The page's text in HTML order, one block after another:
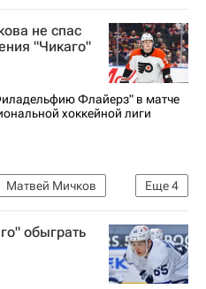
не спас
"Чикаго"
Флайерз" в матче
хоккейной лиги
Еще4
Матвей Мичков
обыграть